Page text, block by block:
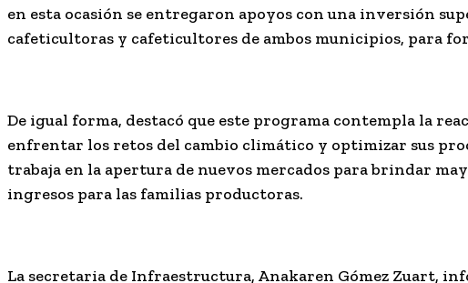
en esta ocasión se entregaron apoyos con una inversión
cafeticultoras y cafeticultores de ambos municipios, para
De igual forma, destacó que este programa contempla la
enfrentar los retos del cambio climático y optimizar sus
trabaja en la apertura de nuevos mercados para brindar
ingresos para las familias productoras.
La secretaria de Infraestructura, Anakaren Gómez Zuart,